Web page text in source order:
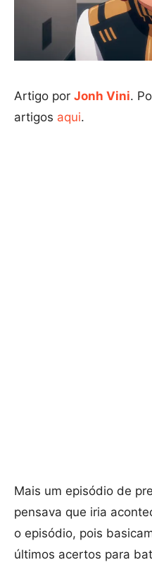
Artigo por Jonh Vini.
artigos aqui.
Mais um episódio de
pensava que iria
o episódio, pois
últimos acertos para